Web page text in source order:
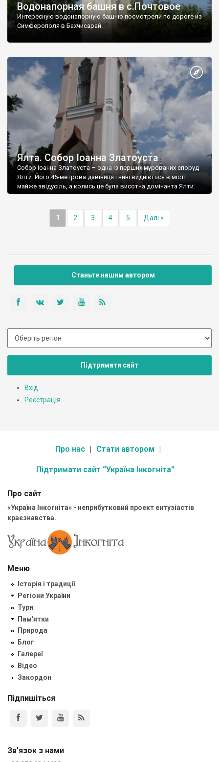
Водонапорная башня в с.Почтовое
Интересную водонапорную башню посмотрели по дороге из
Симферополя в Бахчисарай.
Ялта. Собор Іоанна Златоуста
Собор Іоанна Златоуста – одна із перших мурованих споруд
Ялти. Його 45-метрова дзвіниця і нині видніється в місті
майже звідусіль, а колись це була висотна домінанта Ялти.
1 2 3 4 5 Далі »
Станьте нашим автором
Підтримати сайт
Вхід
Реєстрація
Про нас Стати автором
Підтримати сайт “Україна Інкогніта”
Про сайт
«Україна Інкогніта» - неприбутковий проект ентузіастів
краєзнавства.
Меню
Історія і традиції
Регіони України
Тури
Пам'ятки
Природа
Блог
Галереї
Відео
Закордон
Підпишіться
Зв'язок з нами